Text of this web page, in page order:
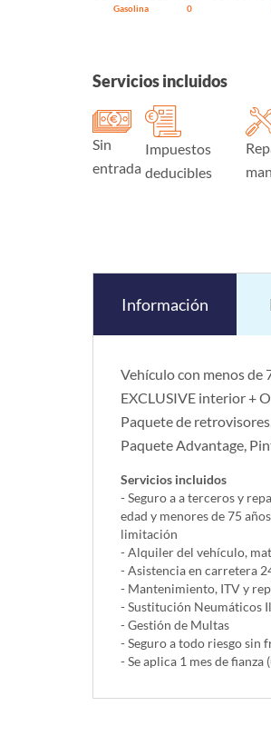
Gasolina 0
Servicios incluidos
Sin
entrada
Impuestos
deducibles
Información
Vehículo con menos de
EXCLUSIVE interior +
Paquete de
Paquete Advantage,
Servicios incluidos
- Seguro a a terceros y
edad y menores de 75
limitación
- Alquiler del vehí­culo,
- Asistencia en carretera
- Mantenimiento, ITV y
- Sustitución Neumáticos
- Gestión de Multas
- Seguro a todo riesgo sin
- Se aplica 1 mes de